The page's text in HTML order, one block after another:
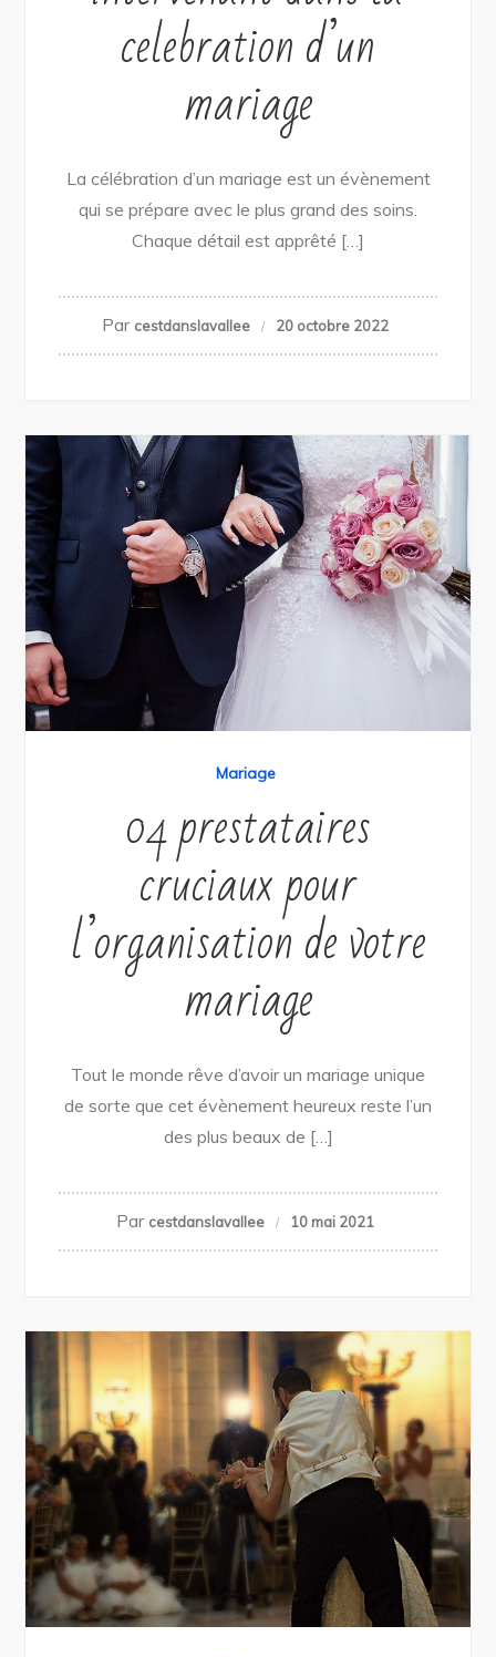
celebration d’un
mariage
La célébration d’un mariage est un évènement
qui se prépare avec le plus grand des soins.
Chaque détail est apprêté […]
Par cestdanslavallee 20 octobre 2022
Mariage
04 prestataires
cruciaux pour
l’organisation de votre
mariage
Tout le monde rêve d’avoir un mariage unique
de sorte que cet évènement heureux reste l’un
des plus beaux de […]
Par cestdanslavallee 10 mai 2021